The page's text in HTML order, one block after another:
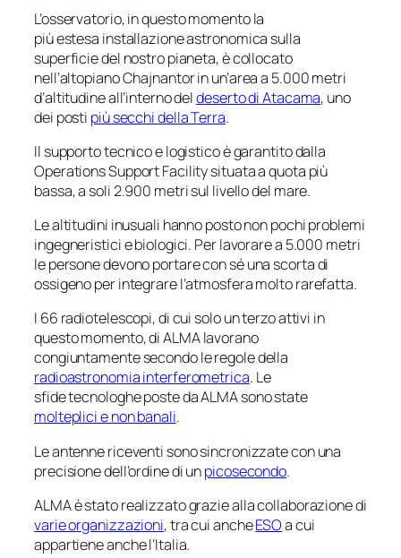
L’osservatorio, in questo momento la
più estesa installazione astronomica sulla
superficie del nostro pianeta, è collocato
nell’altopiano Chajnantor in un’area a 5.000 metri
d’altitudine all’interno deldeserto di Atacama, uno
dei posti più secchi della Terra.
Il supporto tecnico e logistico è garantito dalla
Operations Support Facility situata a quota più
bassa, a soli 2.900 metri sul livello del mare.
Le altitudini inusuali hanno posto non pochi problemi
ingegneristici e biologici. Per lavorare a 5.000 metri
le persone devono portare con sé una scorta di
ossigeno per integrare l’atmosfera molto rarefatta.
I 66 radiotelescopi, di cui solo un terzo attivi in
questo momento, di ALMA lavorano
congiuntamente secondo le regole della
radioastronomia interferometrica. Le
sfide tecnologhe poste da ALMA sono state
molteplici e non banali.
Le antenne riceventi sono sincronizzate con una
precisione dell’ordine di unpicosecondo.
ALMA è stato realizzato grazie alla collaborazione di
varie organizzazioni, tra cui ancheESOa cui
appartiene anche l’Italia.